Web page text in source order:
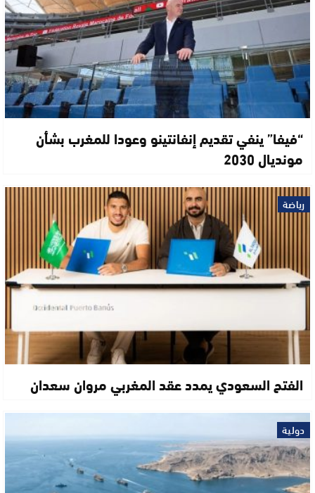
“فيفا” ينفي تقديم إنفانتينو وعودا للمغرب بشأن
مونديال 2030
رياضة
الفتح السعودي يمدد عقد المغربي مروان سعدان
دولية